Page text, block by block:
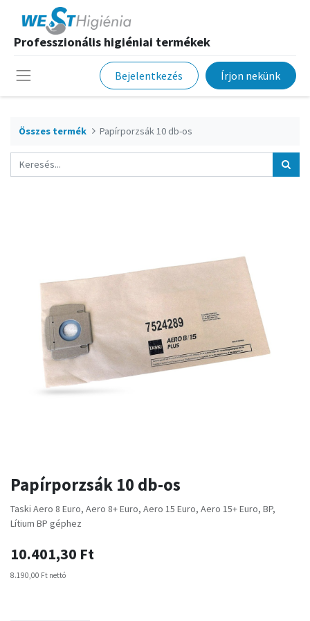
Professzionális higiéniai termékek
Bejelentkezés Írjon nekünk
Összes termék Papírporzsák 10 db-os
Papírporzsák 10 db-os
Taski Aero 8 Euro, Aero 8+ Euro, Aero 15 Euro, Aero 15+ Euro, BP,
Lítium BP géphez
10.401,30 Ft
8.190,00 Ft nettó